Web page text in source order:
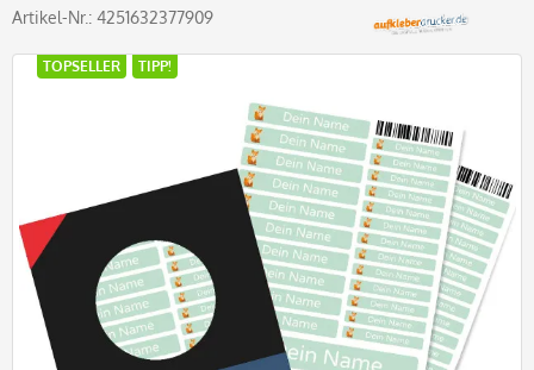
Artikel-Nr.: 4251632377909
TOPSELLER TIPP!